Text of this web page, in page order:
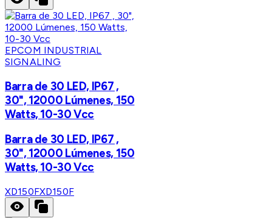
EPCOM INDUSTRIAL
SIGNALING
Barra de 30 LED, IP67 ,
30", 12000 Lúmenes, 150
Watts, 10-30 Vcc
Barra de 30 LED, IP67 ,
30", 12000 Lúmenes, 150
Watts, 10-30 Vcc
XD150FXD150F